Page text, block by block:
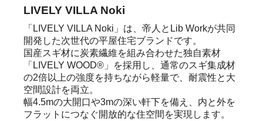
LIVELY VILLA Noki
「LIVELY VILLA Noki」は、帝人とLib Workが共同
開発した次世代の平屋住宅ブランドです。
国産スギ材に炭素繊維を組み合わせた独自素材
「LIVELY WOOD®」を採用し、通常のスギ集成材
の2倍以上の強度を持ちながら軽量で、耐震性と大
空間設計を両立。
幅4.5mの大開口や3mの深い軒下を備え、内と外を
フラットにつなぐ開放的な住空間を実現します。